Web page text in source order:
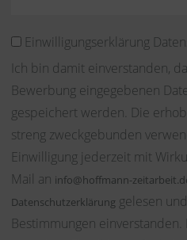
Einwilligungserklärung
Ich bin damit einverstanden,
Bewerbung eingegebenen
gespeichert werden. Die
streng zweckgebunden
Einwilligung jederzeit mit
Mail an info@hoffmann-
Datenschutzerklärung gelesen
Bestimmungen